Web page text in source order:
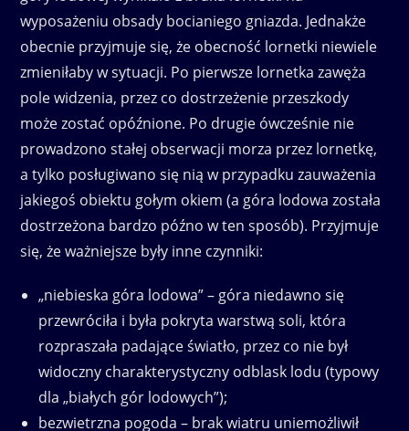
wyposażeniu obsady bocianiego gniazda. Jednakże
obecnie przyjmuje się, że obecność lornetki niewiele
zmieniłaby w sytuacji. Po pierwsze lornetka zawęża
pole widzenia, przez co dostrzeżenie przeszkody
może zostać opóźnione. Po drugie ówcześnie nie
prowadzono stałej obserwacji morza przez lornetkę,
a tylko posługiwano się nią w przypadku zauważenia
jakiegoś obiektu gołym okiem (a góra lodowa została
dostrzeżona bardzo późno w ten sposób). Przyjmuje
się, że ważniejsze były inne czynniki:
„niebieska góra lodowa” – góra niedawno się
przewróciła i była pokryta warstwą soli, która
rozpraszała padające światło, przez co nie był
widoczny charakterystyczny odblask lodu (typowy
dla „białych gór lodowych”);
bezwietrzna pogoda – brak wiatru uniemożliwił